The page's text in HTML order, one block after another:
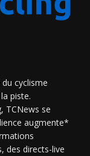
du cyclisme
piste.
TCNews se
augmente*
des directs-live